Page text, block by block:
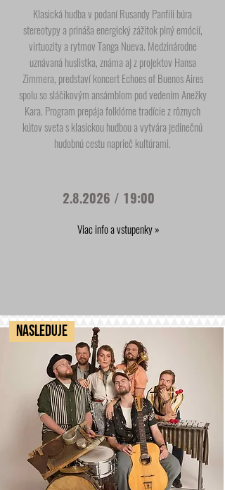
Klasická hudba v podaní Rusandy Panfili búra
stereotypy a prináša energický zážitok plný emócií,
virtuozity a rytmov Tanga Nueva. Medzinárodne
uznávaná huslistka, známa aj z projektov Hansa
Zimmera, predstaví koncert Echoes of Buenos Aires
spolu so sláčikovým ansámblom pod vedením Anežky
Kara. Program prepája folklórne tradície z rôznych
kútov sveta s klasickou hudbou a vytvára jedinečnú
hudobnú cestu naprieč kultúrami.
2.8.2026 / 19:00
Viac info a vstupenky »
NASLEDUJE